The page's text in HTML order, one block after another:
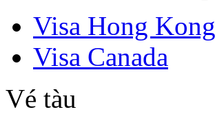
Visa Hong Kong
Visa Canada
Vé tàu